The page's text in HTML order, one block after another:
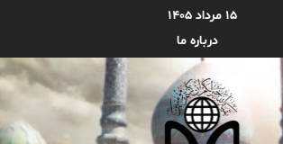
۱۵ مرداد ۱۴۰۵
درباره ما